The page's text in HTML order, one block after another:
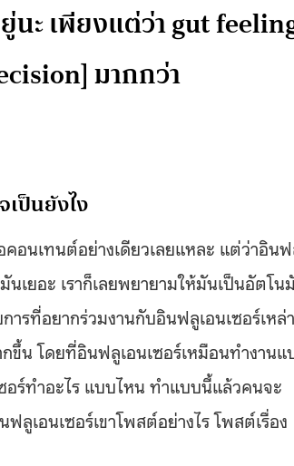
ะ เพียงแต่ว่า gut
มากกว่า
เป็นยังไง
คอนเทนต์อย่างเดียวเลยแหละ แต่ว่าอิน
เยอะ เราก็เลยพยายามให้มันเป็นอัตโน
รที่อยากร่วมงานกับอินฟลูเอนเซอร์เหล่
กขึ้น โดยที่อินฟลูเอนเซอร์เหมือนทำงานแ
อร์ทำอะไร แบบไหน ทำแบบนี้แล้วคนจะ
ลูเอนเซอร์เขาโพสต์อย่างไร โพสต์เรื่อง